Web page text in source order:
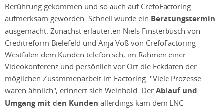
Berührung gekommen und so auch auf CrefoFactoring
aufmerksam geworden. Schnell wurde ein Beratungstermin
ausgemacht. Zunächst erläuterten Niels Finsterbusch von
Creditreform Bielefeld und Anja Voß von CrefoFactoring
Westfalen dem Kunden telefonisch, im Rahmen einer
Videokonferenz und persönlich vor Ort die Eckdaten der
möglichen Zusammenarbeit im Factoring. "Viele Prozesse
waren ähnlich", erinnert sich Weinhold. Der Ablauf und
Umgang mit den Kunden allerdings kam dem LNC-